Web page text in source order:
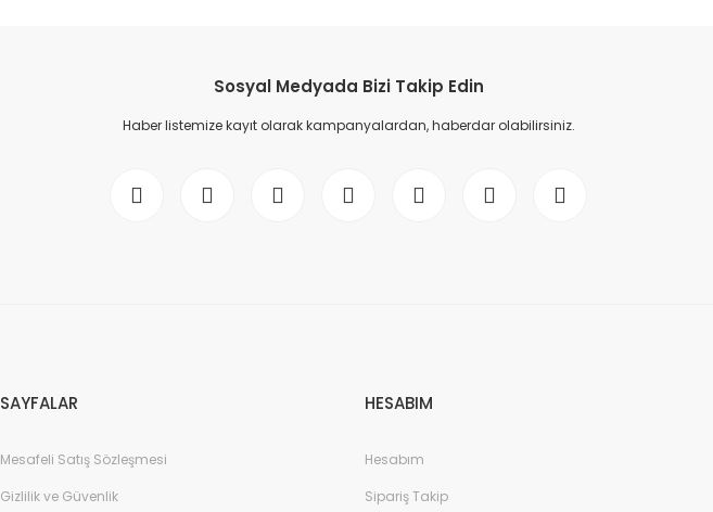
Sosyal Medyada Bizi Takip Edin
Haber listemize kayıt olarak kampanyalardan, haberdar olabilirsiniz.
SAYFALAR
Mesafeli Satış Sözleşmesi
Gizlilik ve Güvenlik
HESABIM
Hesabım
Sipariş Takip